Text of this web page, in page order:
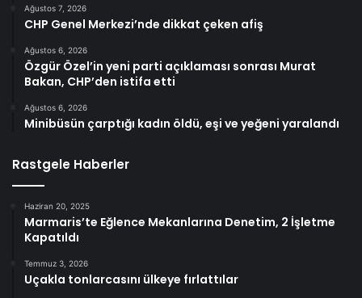
Ağustos 7, 2026
CHP Genel Merkezi’nde dikkat çeken afiş
Ağustos 6, 2026
Özgür Özel’in yeni parti açıklaması sonrası Murat
Bakan, CHP’den istifa etti
Ağustos 6, 2026
Minibüsün çarptığı kadın öldü, eşi ve yeğeni yaralandı
Rastgele Haberler
Haziran 20, 2025
Marmaris’te Eğlence Mekanlarına Denetim, 2 İşletme
Kapatıldı
Temmuz 3, 2026
Uçakla tonlarcasını ülkeye fırlattılar